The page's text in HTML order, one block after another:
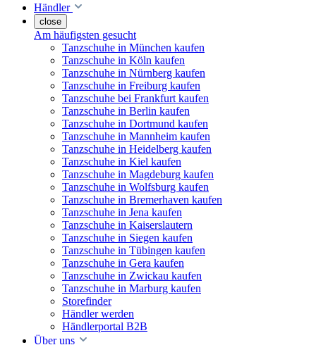
Händler
close
Am häufigsten gesucht
Tanzschuhe in München kaufen
Tanzschuhe in Köln kaufen
Tanzschuhe in Nürnberg kaufen
Tanzschuhe in Freiburg kaufen
Tanzschuhe bei Frankfurt kaufen
Tanzschuhe in Berlin kaufen
Tanzschuhe in Dortmund kaufen
Tanzschuhe in Mannheim kaufen
Tanzschuhe in Heidelberg kaufen
Tanzschuhe in Kiel kaufen
Tanzschuhe in Magdeburg kaufen
Tanzschuhe in Wolfsburg kaufen
Tanzschuhe in Bremerhaven kaufen
Tanzschuhe in Jena kaufen
Tanzschuhe in Kaiserslautern
Tanzschuhe in Siegen kaufen
Tanzschuhe in Tübingen kaufen
Tanzschuhe in Gera kaufen
Tanzschuhe in Zwickau kaufen
Tanzschuhe in Marburg kaufen
Storefinder
Händler werden
Händlerportal B2B
Über uns